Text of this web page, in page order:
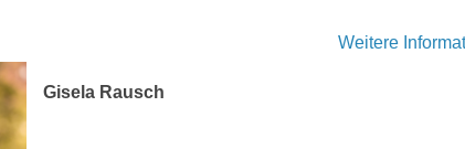
Gisela Rausch
Weitere